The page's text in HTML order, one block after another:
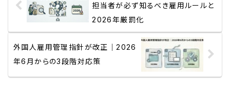
担当者が必ず知るべき雇用ルールと
2026年厳罰化
外国人雇用管理指針が改正｜2026
年6月からの3段階対応策